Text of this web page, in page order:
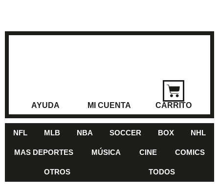
AYUDA MI CUENTA CARRITO
NFL MLB NBA SOCCER BOX NHL
MAS DEPORTES MÚSICA CINE COMICS
OTROS TODOS